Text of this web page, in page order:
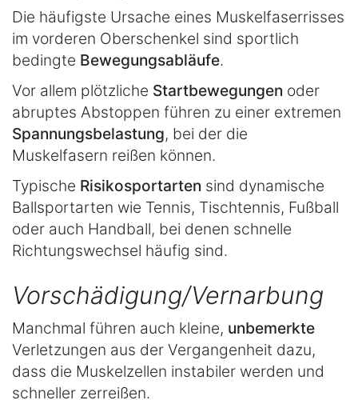
Die häufigste Ursache eines Muskelfaserrisses
im vorderen Oberschenkel sind sportlich
bedingte Bewegungsabläufe.
Vor allem plötzliche Startbewegungen oder
abruptes Abstoppen führen zu einer extremen
Spannungsbelastung, bei der die
Muskelfasern reißen können.
Typische Risikosportarten sind dynamische
Ballsportarten wie Tennis, Tischtennis, Fußball
oder auch Handball, bei denen schnelle
Richtungswechsel häufig sind.
Vorschädigung/Vernarbung
Manchmal führen auch kleine, unbemerkte
Verletzungen aus der Vergangenheit dazu,
dass die Muskelzellen instabiler werden und
schneller zerreißen.